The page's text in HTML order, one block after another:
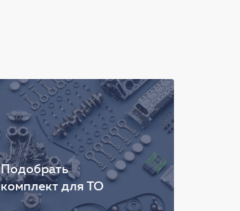
Подобрать
комплект для ТО